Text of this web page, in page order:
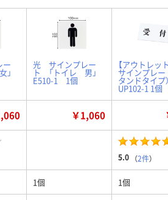
」
光 サインプレー
ト 「トイレ 男」
E510-1 1個
【アウトレッ
サインプレー
タンドタイプ
UP102-1 1個
￥1,060
5.0 （2件）
1個 1個